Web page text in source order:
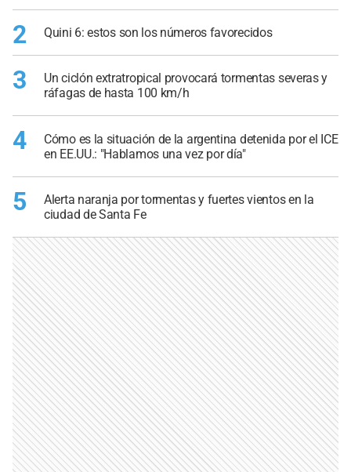
2 Quini 6: estos son los números favorecidos
3
Un ciclón extratropical provocará tormentas severas y
ráfagas de hasta 100 km/h
4
Cómo es la situación de la argentina detenida por el ICE
en EE.UU.: "Hablamos una vez por día"
5
Alerta naranja por tormentas y fuertes vientos en la
ciudad de Santa Fe